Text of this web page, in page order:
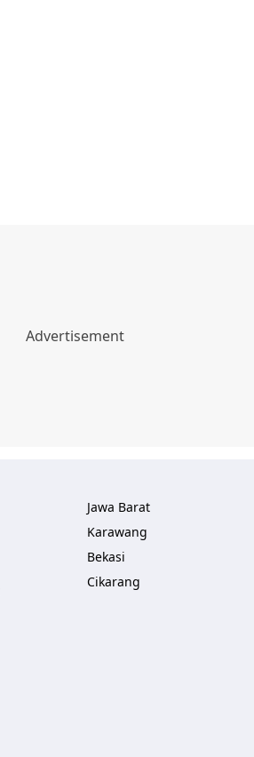
Jawa Barat
Karawang
Bekasi
Cikarang